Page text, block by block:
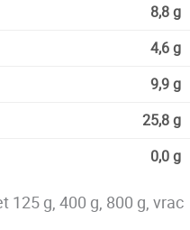
8,8 g
4,6 g
9,9 g
25,8 g
0,0 g
125 g, 400 g, 800 g, vrac